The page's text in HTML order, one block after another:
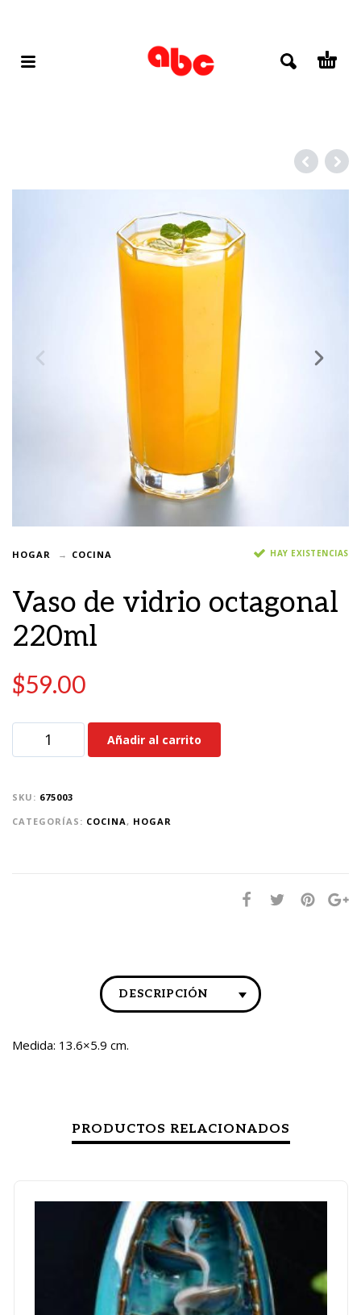
HOGAR COCINA HAY EXISTENCIAS
Vaso de vidrio octagonal
220ml
$59.00
Añadir al carrito
SKU: 675003
CATEGORÍAS: COCINA, HOGAR
DESCRIPCIÓN
Medida: 13.6×5.9 cm.
PRODUCTOS RELACIONADOS